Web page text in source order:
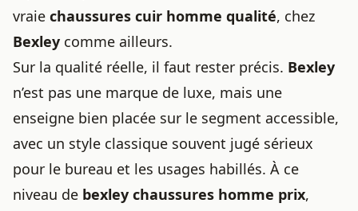
vraie chaussures cuir homme qualité, chez
Bexley comme ailleurs.
Sur la qualité réelle, il faut rester précis. Bexley
n’est pas une marque de luxe, mais une
enseigne bien placée sur le segment accessible,
avec un style classique souvent jugé sérieux
pour le bureau et les usages habillés. À ce
niveau de bexley chaussures homme prix,